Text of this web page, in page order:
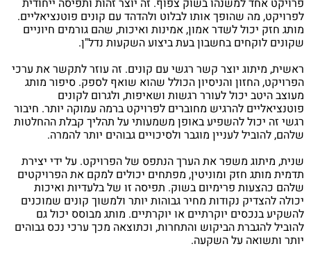
פרויקט אחד למשנהו בשוק צפוף. זה יוצר זהות ותפיסה ייחודית
לפרויקט, מה שהופך אותו לבלוט ולהדהד עם קונים פוטנציאליים.
מותג חזק יכול לשדר אמון, אמינות ואיכות, שהם גורמים חיוניים
שקונים לוקחים בחשבון בעת ביצוע השקעות נדל"ן.
ראשית, מיתוג יוצר קשר רגשי עם קונים. זה עוזר לתקשר את ערכי
הפרויקט, החזון והניסיון הכולל שהוא שואף לספק. סיפור מותג
מעוצב היטב יכול לעורר רגשות ושאיפות, ולגרום לקונים
פוטנציאליים להרגיש מחוברים לפרויקט ברמה עמוקה יותר. חיבור
רגשי זה יכול להשפיע באופן משמעותי על תהליך קבלת ההחלטות
שלהם, להוביל לעניין מוגבר ולסיכויים גבוהים יותר להמרה.
שנית, מיתוג משפר את הערך הנתפס של הפרויקט. על ידי יצירת
תדמית מותג חזק ומוניטין, מפתחים יכולים למקם את הפרויקטים
שלהם כהצעות פרימיום בשוק. תפיסה זו של בלעדיות ואיכות
יכולה להצדיק נקודות מחיר גבוהות יותר ולמשוך קונים שמוכנים
להשקיע בנכסים יוקרתיים או יוקרתיים. מותג מבוסס יכול גם
להוביל להגברת הביקוש והתחרות, וכתוצאה מכך ערכי נכס גבוהים
יותר ותשואה על השקעה.